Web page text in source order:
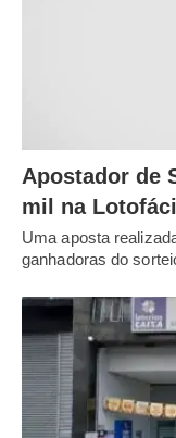
Apostador de
mil na Lotofácil
Uma aposta
ganhadoras do